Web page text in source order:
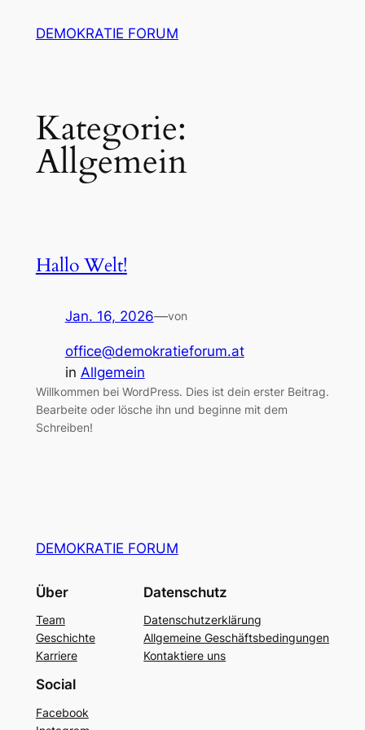
InhaltDEMOKRATIE FORUM
Kategorie:
Allgemein
Hallo Welt!
Jan. 16, 2026—von
office@demokratieforum.at
in Allgemein
Willkommen bei WordPress. Dies ist dein erster Beitrag.
Bearbeite oder lösche ihn und beginne mit dem
Schreiben!
DEMOKRATIE FORUM
Über
Team
Geschichte
Karriere
Datenschutz
Datenschutzerklärung
Allgemeine Geschäftsbedingungen
Kontaktiere uns
Social
Facebook